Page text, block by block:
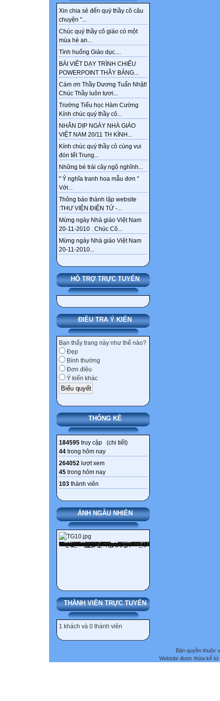
Xin chia sẻ đến quý thầy cô câu
chuyện "...
Chúc quý thầy cô giáo có một
mùa hè an...
Tình huống Giáo dục....
BÀI VIẾT DẠY TRÌNH CHIẾU
POWERPOINT THẦY BẢNG...
Cám ơn Thầy Dương Tuấn Nhật!
Chúc Thầy luôn tươi...
Trường Tiểu học Hàm Cường
Kính chúc quý thầy cô...
NHÂN DỊP NGÀY NHÀ GIÁO
VIỆT NAM 20/11 TH KÍNH...
Kính chúc quý thầy cô cùng vui
đón tết Trung...
Những bé trái cây ngộ nghĩnh...
" Ý nghĩa tranh hoa mẫu đơn "
Với...
Thông báo thành lập website
:THƯ VIỆN ĐIỆN TỬ -...
Mừng ngày Nhà giáo Việt Nam
20-11-2010 . Chúc Cô...
Mừng ngày Nhà giáo Việt Nam
20-11-2010...
HỖ TRỢ TRỰC TUYẾN
ĐIỀU TRA Ý KIẾN
Bạn thấy trang này như thế nào?
Đẹp
Bình thường
Đơn điệu
Ý kiến khác
THỐNG KÊ
184595 truy cập (chi tiết)
44 trong hôm nay
264052 lượt xem
45 trong hôm nay
103 thành viên
ẢNH NGẪU NHIÊN
THÀNH VIÊN TRỰC TUYẾN
1 khách và 0 thành viên
Bản quyền thuộc
Website được thừa kế từ